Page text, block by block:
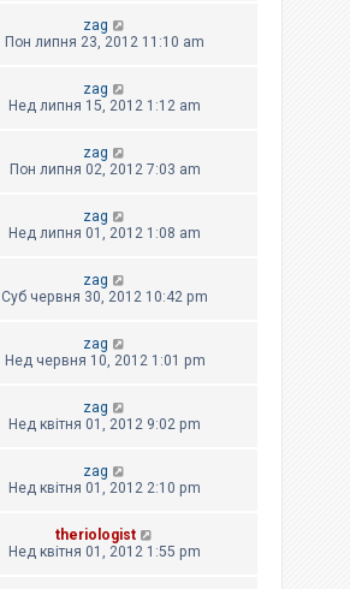
zag
Пон липня 23, 2012 11:10 am
zag
Нед липня 15, 2012 1:12 am
zag
Пон липня 02, 2012 7:03 am
zag
Нед липня 01, 2012 1:08 am
zag
Суб червня 30, 2012 10:42 pm
zag
Нед червня 10, 2012 1:01 pm
zag
Нед квітня 01, 2012 9:02 pm
zag
Нед квітня 01, 2012 2:10 pm
theriologist
Нед квітня 01, 2012 1:55 pm